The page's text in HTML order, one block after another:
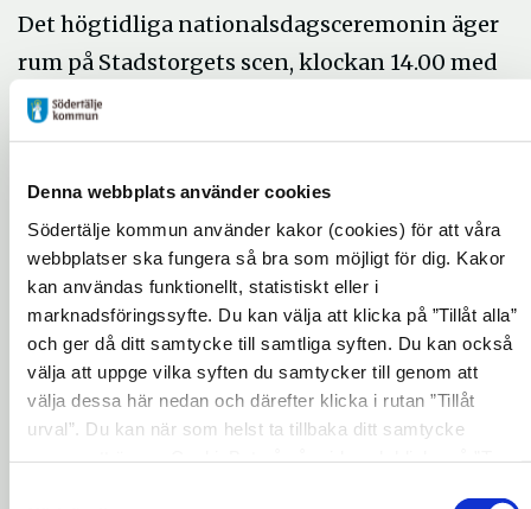
Denna webbplats använder cookies
Södertälje kommun använder kakor (cookies) för att våra
webbplatser ska fungera så bra som möjligt för dig. Kakor
kan användas funktionellt, statistiskt eller i
marknadsföringssyfte. Du kan välja att klicka på ”Tillåt alla”
och ger då ditt samtycke till samtliga syften. Du kan också
välja att uppge vilka syften du samtycker till genom att
välja dessa här nedan och därefter klicka i rutan ”Tillåt
urval”. Du kan när som helst ta tillbaka ditt samtycke
Det högtidliga nationalsdagsceremonin äger
rum på Stadstorgets scen, klockan 14.00 med
tal av förra årets S:ta Ragnhildsmedaljör Anki
Johansson, körsång och utdelning av
Konferencier för dagen är Metin Rhawi.
Kommunfullmäktiges ordförande Karin
Östlund delar ut S:ta Ragnhildsmedaljen
samt flaggor och fanor. Huvudtalare är Bengt
Westerberg, ordförande i Svenska Röda
Korset tillika Södertälje son.